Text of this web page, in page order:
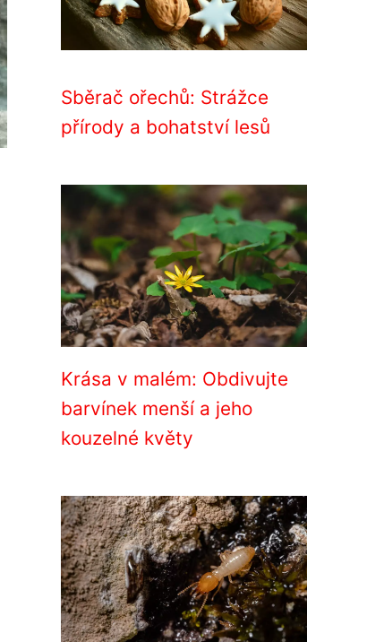
Sběrač ořechů: Strážce
přírody a bohatství lesů
Krása v malém: Obdivujte
barvínek menší a jeho
kouzelné květy